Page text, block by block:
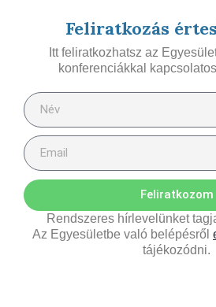
Feliratkozás
Itt feliratkozhatsz az
konferenciákkal
Feliratkozom
Rendszeres hírlevelünket
Az Egyesületbe való belépésről
tájékozódni.